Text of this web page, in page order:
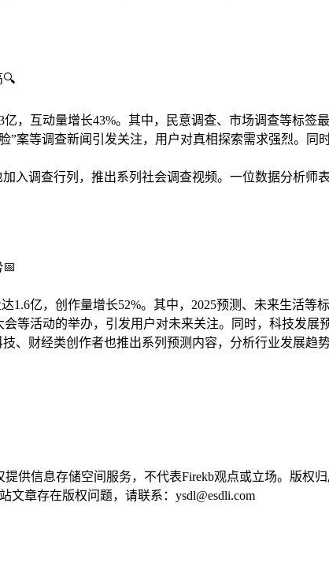
🔍
，互动量增长43%。其中，民意调查、市场调查等标签
案等调查新闻引发关注，用户对真相探索需求强烈。同
入调查行列，推出系列社会调查视频。一位数据分析师
1.6亿，创作量增长52%。其中，2025预测、未来生活等
等活动的举办，引发用户对未来关注。同时，科技发展
、财经类创作者也推出系列预测内容，分析行业发展趋
供信息存储空间服务，不代表Firekb观点或立场。版权
文章存在版权问题，请联系：ysdl@esdli.com